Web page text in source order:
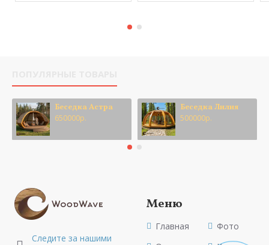
Беседка Астра
650000р.
Беседка Лилия
500000р.
Следите за нашими
Меню
Главная
Фото